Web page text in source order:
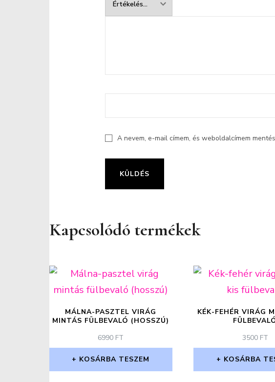
A nevem, e-mail címem, és weboldalcímem
Kapcsolódó termékek
MÁLNA-PASZTEL VIRÁG
MINTÁS FÜLBEVALÓ (HOSSZÚ)
6990 FT
KOSÁRBA TESZEM
KÉK-FEHÉR VIRÁG
3500 FT
KOSÁRBA